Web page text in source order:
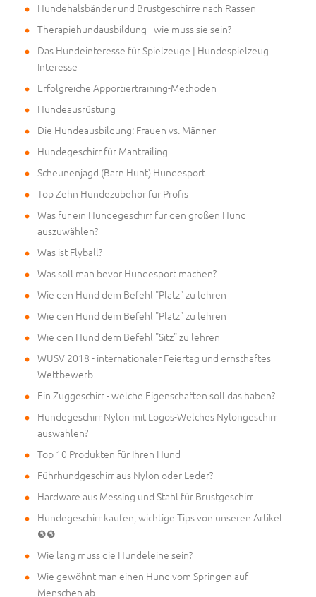
Hundehalsbänder und Brustgeschirre nach Rassen
Therapiehundausbildung - wie muss sie sein?
Das Hundeinteresse für Spielzeuge | Hundespielzeug
Interesse
Erfolgreiche Apportiertraining-Methoden
Hundeausrüstung
Die Hundeausbildung: Frauen vs. Männer
Hundegeschirr für Mantrailing
Scheunenjagd (Barn Hunt) Hundesport
Top Zehn Hundezubehör für Profis
Was für ein Hundegeschirr für den großen Hund
auszuwählen?
Was ist Flyball?
Was soll man bevor Hundesport machen?
Wie den Hund dem Befehl "Platz" zu lehren
Wie den Hund dem Befehl "Platz" zu lehren
Wie den Hund dem Befehl "Sitz" zu lehren
WUSV 2018 - internationaler Feiertag und ernsthaftes
Wettbewerb
Ein Zuggeschirr - welche Eigenschaften soll das haben?
Hundegeschirr Nylon mit Logos-Welches Nylongeschirr
auswählen?
Top 10 Produkten für Ihren Hund
Führhundgeschirr aus Nylon oder Leder?
Hardware aus Messing und Stahl für Brustgeschirr
Hundegeschirr kaufen, wichtige Tips von unseren Artikel
❺❺
Wie lang muss die Hundeleine sein?
Wie gewöhnt man einen Hund vom Springen auf
Menschen ab